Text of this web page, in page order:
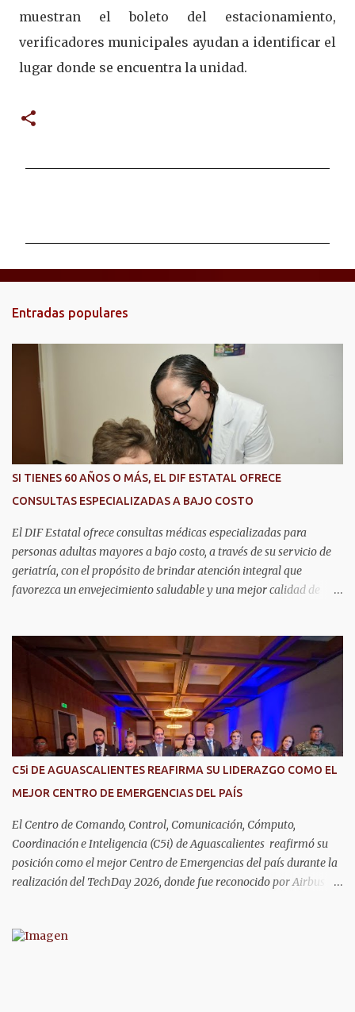
muestran el boleto del estacionamiento,
verificadores municipales ayudan a identificar el
lugar donde se encuentra la unidad.
n
t
Entradas populares
SI TIENES 60 AÑOS O MÁS, EL DIF ESTATAL OFRECE
CONSULTAS ESPECIALIZADAS A BAJO COSTO
El DIF Estatal ofrece consultas médicas especializadas para
personas adultas mayores a bajo costo, a través de su servicio de
geriatría, con el propósito de brindar atención integral que
favorezca un envejecimiento saludable y una mejor calidad de
fundamentalmente en la prevención, el diagnóstico y tratamiento
de las enfermedades más comunes en las personas mayores de 60
años, como diabetes, hipertensión, deterioro cognitivo y
alzhéimer, entre otros padecimientos. "Nuestros adultos mayores
son el corazón de muchas familias y merecen todo nuestro respeto,
cuidado y reconocimiento; por eso, en el DIF Estatal impulsamos
servicios que les ayuden a cuidar su salud y a vivir esta etapa con
presidenta del DIF Estatal. Para acceder al servicio, las y los
interesados deben acudir a la Dirección de Servi...
C5i DE AGUASCALIENTES REAFIRMA SU LIDERAZGO COMO EL
MEJOR CENTRO DE EMERGENCIAS DEL PAÍS
El Centro de Comando, Control, Comunicación, Cómputo,
Coordinación e Inteligencia (C5i) de Aguascalientes reafirmó su
posición como el mejor Centro de Emergencias del país durante la
realización del TechDay 2026, donde fue reconocido por Airbus
seguridad pública y la atención de emergencias. Este encuentro